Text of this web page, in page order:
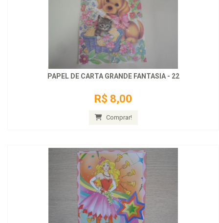
PAPEL DE CARTA GRANDE FANTASIA - 22
R$ 8,00
Comprar!